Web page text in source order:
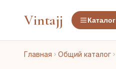
Vintajj Каталог
Главная Общий каталог